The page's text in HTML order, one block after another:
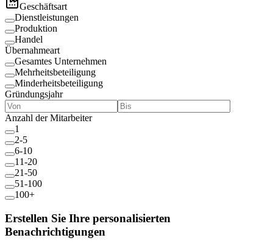
Geschäftsart
Dienstleistungen
Produktion
Handel
Übernahmeart
Gesamtes Unternehmen
Mehrheitsbeteiligung
Minderheitsbeteiligung
Gründungsjahr
Anzahl der Mitarbeiter
1
2-5
6-10
11-20
21-50
51-100
100+
Erstellen Sie Ihre personalisierten
Benachrichtigungen